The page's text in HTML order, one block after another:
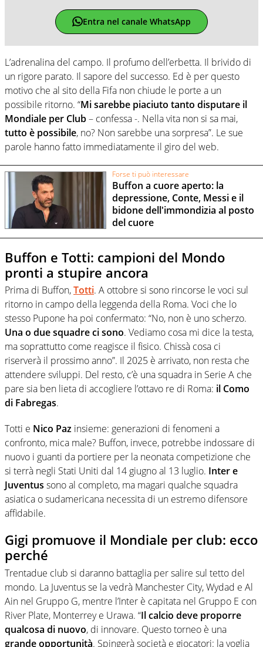
Entra nel canale WhatsApp
L’adrenalina del campo. Il profumo dell’erbetta. Il brivido di
un rigore parato. Il sapore del successo. Ed è per questo
motivo che al sito della Fifa non chiude le porte a un
possibile ritorno. “Mi sarebbe piaciuto tanto disputare il
Mondiale per Club– confessa -. Nella vita non si sa mai,
tutto è possibile, no? Non sarebbe una sorpresa”. Le sue
parole hanno fatto immediatamente il giro del web.
Forse ti può interessare
Buffon a cuore aperto: la
depressione, Conte, Messi e il
bidone dell'immondizia al posto
del cuore
Buffon e Totti: campioni del Mondo
pronti a stupire ancora
Prima di Buffon,Totti. A ottobre si sono rincorse le voci sul
ritorno in campo della leggenda della Roma. Voci che lo
stesso Pupone ha poi confermato: “No, non è uno scherzo.
Una o due squadre ci sono. Vediamo cosa mi dice la testa,
ma soprattutto come reagisce il fisico. Chissà cosa ci
riserverà il prossimo anno”. Il 2025 è arrivato, non resta che
attendere sviluppi. Del resto, c’è una squadra in Serie A che
pare sia ben lieta di accogliere l’ottavo re di Roma: il Como
di Fabregas.
Totti e Nico Paz insieme: generazioni di fenomeni a
confronto, mica male? Buffon, invece, potrebbe indossare di
nuovo i guanti da portiere per la neonata competizione che
si terrà negli Stati Uniti dal 14 giugno al 13 luglio. Inter e
Juventus sono al completo, ma magari qualche squadra
asiatica o sudamericana necessita di un estremo difensore
affidabile.
Gigi promuove il Mondiale per club: ecco
perché
Trentadue club si daranno battaglia per salire sul tetto del
mondo. La Juventus se la vedrà Manchester City, Wydad e Al
Ain nel Gruppo G, mentre l’Inter è capitata nel Gruppo E con
River Plate, Monterrey e Urawa. “Il calcio deve proporre
qualcosa di nuovo, di innovare. Questo torneo è una
grande opportunità. Spingerà società e giocatori: la voglia